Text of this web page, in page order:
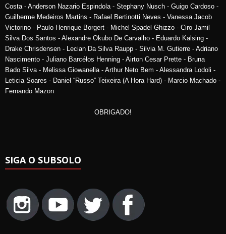
Costa - Anderson Nazario Espindola - Stephany Nusch - Guigo Cardoso -
Guilherme Medeiros Martins - Rafael Bertinotti Neves - Vanessa Jacob
Victorino - Paulo Henrique Borgert - Michel Spadel Ghizzo - Ciro Jamil
Silva Dos Santos - Alexandre Okubo De Carvalho - Eduardo Kalsing -
Drake Chrisdensen - Lecian Da Silva Raupp - Silvia M. Gutierre - Adriano
Nascimento - Juliano Barcélos Henning - Airton Cesar Prette - Bruna
Bado Silva - Melissa Giowanella - Arthur Neto Bem - Alessandra Lodoli -
Leticia Soares - Daniel “Russo” Teixeira (A Hora Hard) - Marcio Machado -
Fernando Mazon
OBRIGADO!
SIGA O SUBSOLO